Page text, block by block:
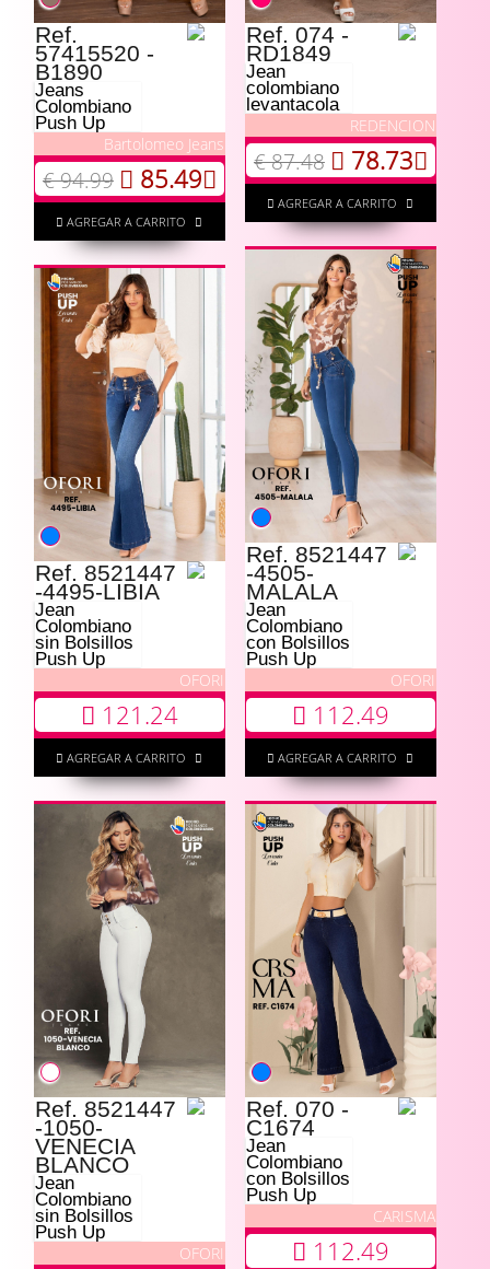
Ref.
57415520 -
B1890
Jeans
Colombiano
Push Up
Bartolomeo Jeans
€ 94.99 85.49
AGREGAR A CARRITO
Ref. 074 -
RD1849
Jean
colombiano
levantacola
REDENCION
€ 87.48 78.73
AGREGAR A CARRITO
Ref. 8521447
-4505-
MALALA
Jean
Colombiano
con Bolsillos
Push Up
OFORI
112.49
AGREGAR A CARRITO
Ref. 8521447
-4495-LIBIA
Jean
Colombiano
sin Bolsillos
Push Up
OFORI
121.24
AGREGAR A CARRITO
Ref. 8521447
-1050-
VENECIA
BLANCO
Jean
Colombiano
sin Bolsillos
Push Up
OFORI
Ref. 070 -
C1674
Jean
Colombiano
con Bolsillos
Push Up
CARISMA
112.49